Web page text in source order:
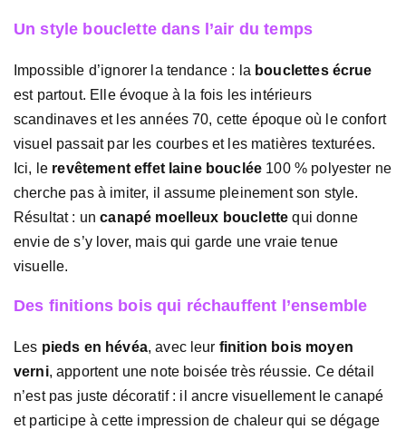
Un style bouclette dans l’air du temps
Impossible d’ignorer la tendance : la bouclettes écrue
est partout. Elle évoque à la fois les intérieurs
scandinaves et les années 70, cette époque où le confort
visuel passait par les courbes et les matières texturées.
Ici, le revêtement effet laine bouclée 100 % polyester ne
cherche pas à imiter, il assume pleinement son style.
Résultat : uncanapé moelleux bouclette qui donne
envie de s’y lover, mais qui garde une vraie tenue
visuelle.
Des finitions bois qui réchauffent l’ensemble
Les pieds en hévéa, avec leur finition bois moyen
verni, apportent une note boisée très réussie. Ce détail
n’est pas juste décoratif : il ancre visuellement le canapé
et participe à cette impression de chaleur qui se dégage